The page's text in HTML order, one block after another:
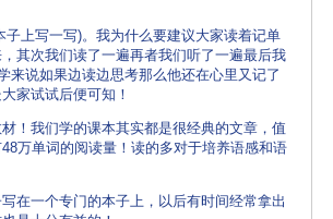
上写一写)。我为什么要建议大家读着记单
其次我们读了一遍再者我们听了一遍最后我
来说如果边读边思考那么他还在心里又记了
家试试后便可知！
我们学的课本其实都是很经典的文章，值
万单词的阅读量！读的多对于培养语感和语
一个专门的本子上，以后有时间经常拿出